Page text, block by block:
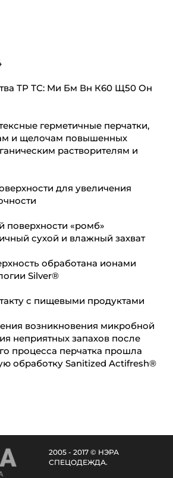
ТР ТС: Ми Бм Вн К60 Щ50 Он
герметичные перчатки,
и щелочам повышенных
растворителям и
для увеличения
поверхности «ромб»
сухой и влажный захват
обработана ионами
Silver®
с пищевыми продуктами
возникновения микробной
неприятных запахов после
процесса перчатка прошла
обработку Sanitized Actifresh®
2005 - 2017 © НЭРА
СПЕЦОДЕЖДА.